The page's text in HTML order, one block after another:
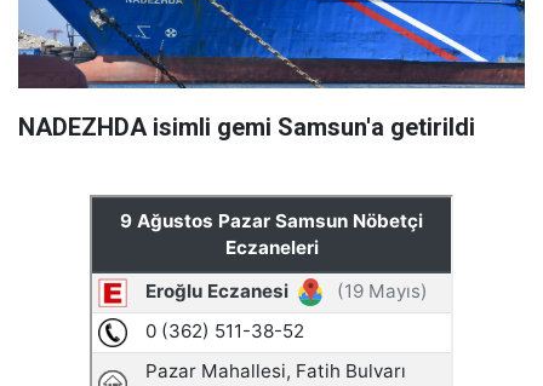
NADEZHDA isimli gemi Samsun'a getirildi